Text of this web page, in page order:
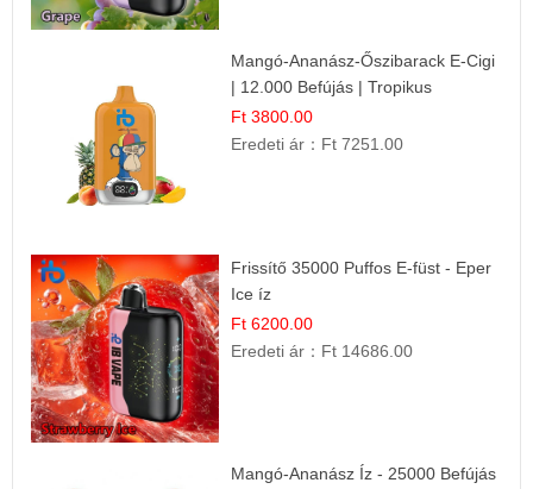
Mangó-Ananász-Őszibarack E-Cigi
| 12.000 Befújás | Tropikus
Gyümölcs Íz
Ft 3800.00
Eredeti ár： Ft 7251.00
Frissítő 35000 Puffos E-füst - Eper
Ice íz
Ft 6200.00
Eredeti ár： Ft 14686.00
Mangó-Ananász Íz - 25000 Befújás